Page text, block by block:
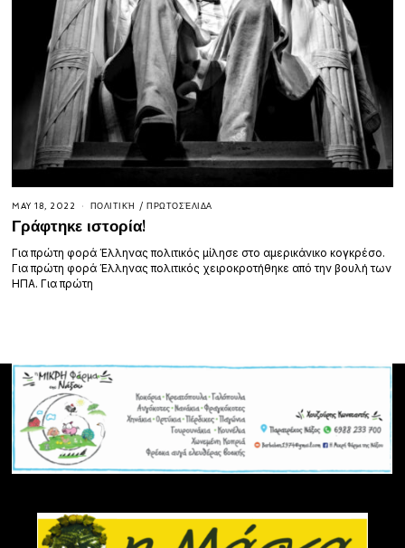
MAY 18, 2022 ΠΟΛΙΤΙΚΉ / ΠΡΩΤΟΣΈΛΙΔΑ
Γράφτηκε ιστορία!
Για πρώτη φορά Έλληνας πολιτικός μίλησε στο αμερικάνικο κογκρέσο.
Για πρώτη φορά Έλληνας πολιτικός χειροκροτήθηκε από την βουλή των
ΗΠΑ. Για πρώτη